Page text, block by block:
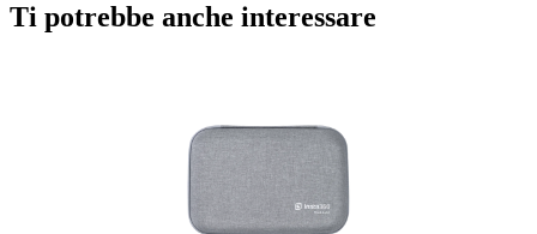
Ti potrebbe anche interessare